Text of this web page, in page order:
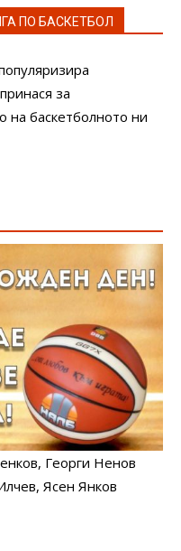
ПО БАСКЕТБОЛ
за
на баскетболното ни
, Георги Ненов
, Ясен Янков